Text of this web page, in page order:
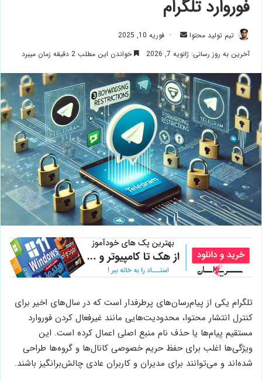
فوروارد تلگرام
تیم تولید محتوا
ارسال
ایمیل
فوریه 10, 2025
آخرین به روز رسانی: ژانویه 7, 2026
خواندن این مطلب 2 دقیقه زمان میبرد
تلگرام یکی از پیام‌رسان‌های پرطرفدار است که در سال‌های اخیر برای
کنترل انتشار محتوا، محدودیت‌هایی مانند غیرفعال کردن فوروارد
مستقیم پیام‌ها یا حذف نام منبع اصلی اعمال کرده است. این
ویژگی‌ها اغلب برای حفظ حریم خصوصی کانال‌ها و گروه‌ها طراحی
شده‌اند و می‌توانند برای مدیران و کاربران عادی چالش‌برانگیز باشند.